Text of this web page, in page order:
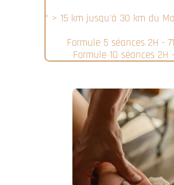
* > 15 km jusqu'à 30 km du
Formule 5 séances 2H -
Formule 10 séances 2H -